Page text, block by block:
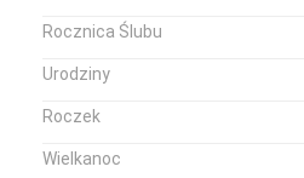
Rocznica Ślubu
Urodziny
Roczek
Wielkanoc